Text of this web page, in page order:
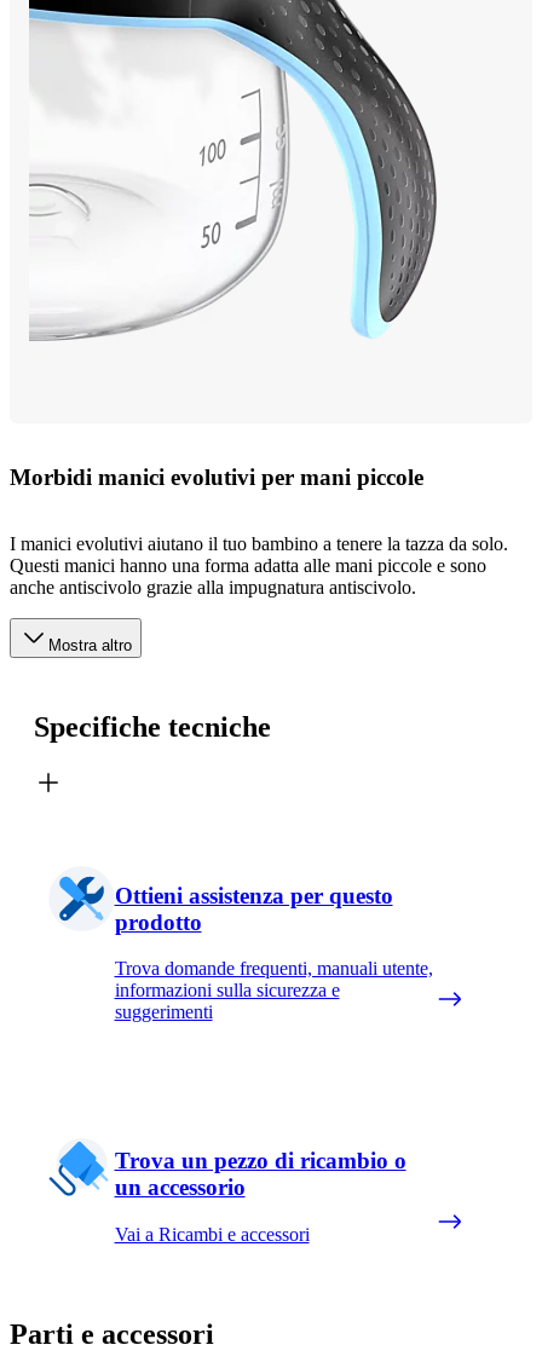
Morbidi manici evolutivi per mani piccole
I manici evolutivi aiutano il tuo bambino a tenere la tazza da solo.
Questi manici hanno una forma adatta alle mani piccole e sono
anche antiscivolo grazie alla impugnatura antiscivolo.
Mostra altro
Specifiche tecniche
Ottieni assistenza per questo
prodotto
Trova domande frequenti, manuali utente,
informazioni sulla sicurezza e
suggerimenti
Trova un pezzo di ricambio o
un accessorio
Vai a Ricambi e accessori
Parti e accessori